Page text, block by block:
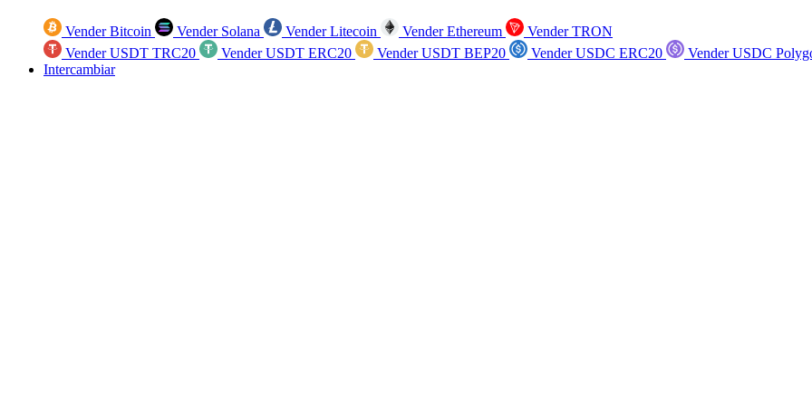
Vender Bitcoin Vender Solana Vender Litecoin Vender Ethereum
Vender TRON
Vender USDT TRC20
Vender USDT ERC20 Vender USDT BEP20 Vender USDC ERC20
Vender USDC
Intercambiar